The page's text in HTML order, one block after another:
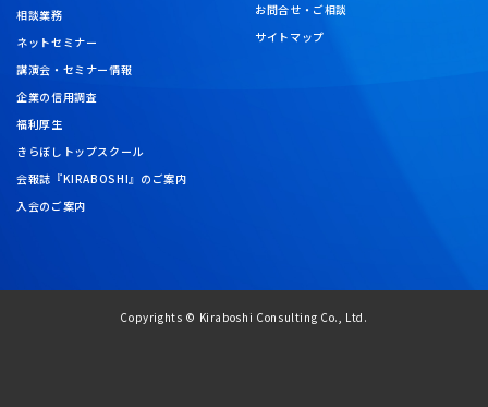
相談業務
ネットセミナー
講演会・セミナー情報
企業の信用調査
福利厚生
きらぼしトップスクール
会報誌『KIRABOSHI』のご案内
入会のご案内
お問合せ・ご相談
サイトマップ
Copyrights © Kiraboshi Consulting Co., Ltd.